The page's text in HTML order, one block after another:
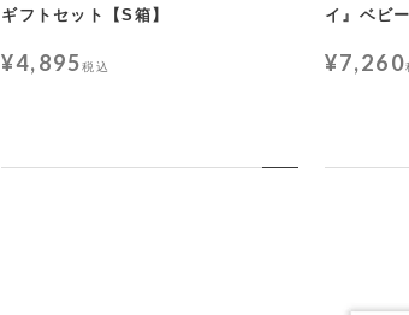
ギフトセット【S箱】
¥4,895税込
イ』ベビ
¥7,260